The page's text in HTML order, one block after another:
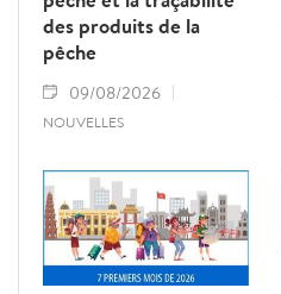
des produits de la
pêche
09/08/2026
NOUVELLES